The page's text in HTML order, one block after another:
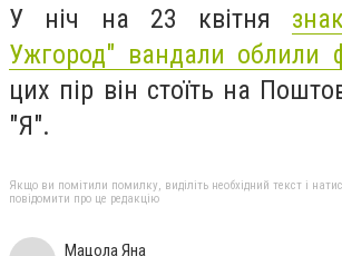
У ніч на 23 квітня
Ужгород" вандали облили
цих пір він стоїть на
"Я".
Якщо ви помітили помилку, виділіть необхідний текст і
повідомити про це редакцію
Мацола Яна